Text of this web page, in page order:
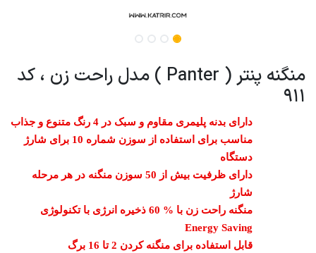
منگنه پنتر ( Panter ) مدل راحت زن ، کد
911
دارای بدنه پلیمری مقاوم و سبک در 4 رنگ متنوع و جذاب
مناسب برای استفاده از سوزن شماره 10 برای شارژ
دستگاه
دارای ظرفیت بیش از 50 سوزن منگنه در هر مرحله
شارژ
منگنه راحت زن با % 60 ذخیره انرژی با تکنولوژی
Energy Saving
قابل استفاده برای منگنه کردن 2 تا 16 برگ